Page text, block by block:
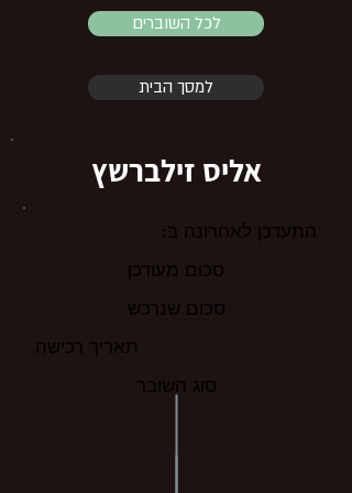
לכל השוברים
למסך הבית
אליס זילברשץ
התעדכן לאחרונה ב:
סכום מעודכן
סכום שנרכש
תאריך רכישה
סוג השובר